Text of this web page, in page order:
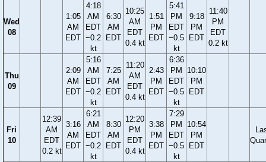
Wed
08
1:05
AM
EDT
4:18
AM
EDT
−0.2
kt
6:30
AM
EDT
10:25
AM
EDT
0.4 kt
1:51
PM
EDT
5:41
PM
EDT
−0.5
kt
9:18
PM
EDT
11:40
PM
EDT
0.2 kt
Thu
09
2:09
AM
EDT
5:16
AM
EDT
−0.2
kt
7:25
AM
EDT
11:20
AM
EDT
0.4 kt
2:43
PM
EDT
6:36
PM
EDT
−0.5
kt
10:10
PM
EDT
Fri
10
12:39
AM
EDT
0.2 kt
3:16
AM
EDT
6:21
AM
EDT
−0.2
kt
8:30
AM
EDT
12:20
PM
EDT
0.4 kt
3:38
PM
EDT
7:29
PM
EDT
−0.5
kt
10:54
PM
EDT